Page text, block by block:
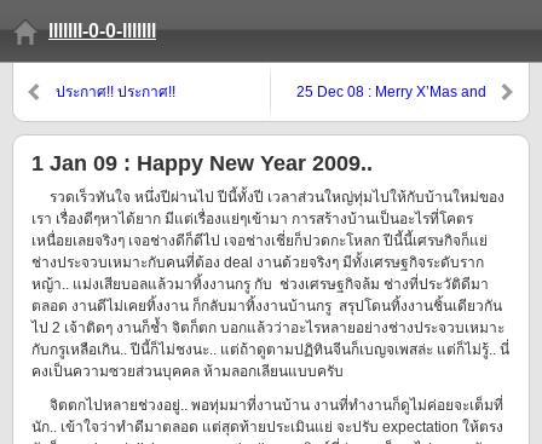
lllllll-0-0-lllllll
ประกาศ!! ประกาศ!!
25 Dec 08 : Merry X’Mas and
1 Jan 09 : Happy New Year 2009..
รวดเร็วทันใจ หนึ่งปีผ่านไป ปีนี้ทั้งปี เวลาส่วนใหญ่ทุ่มไปให้กับบ้านใหม่ของ
เรา เรื่องดีๆหาได้ยาก มีแต่เรื่องแย่ๆเข้ามา การสร้างบ้านเป็นอะไรที่โคตร
เหนื่อยเลยจริงๆ เจอช่างดีก็ดีไป เจอช่างเชี่ยก็ปวดกะโหลก ปีนี้นี้เศรษกิจก็แย่
ช่างประจวบเหมาะกับคนที่ต้อง deal งานด้วยจริงๆ มีทั้งเศรษฐกิจระดับราก
หญ้า.. แม่งเสียบอลแล้วมาทิ้งงานกรู กับ ช่วงเศรษฐกิจล้ม ช่างที่ประวัติดีมา
ตลอด งานดีไม่เคยทิ้งงาน ก็กลับมาทิ้งงานบ้านกรู สรุปโดนทิ้งงานชิ้นเดียวกัน
ไป 2 เจ้าติดๆ งานก็ช้ำ จิตก็ตก บอกแล้วว่าอะไรหลายอย่างช่างประจวบเหมาะ
กับกรูเหลือเกิน.. ปีนี้ก็ไม่ชงนะ.. แต่ถ้าดูตามปฏิทินจีนก็เบญจเพสล่ะ แต่ก็ไม่รู้.. นี่
คงเป็นความซวยส่วนบุคคล ห้ามลอกเลียนแบบครับ
จิตตกไปหลายช่วงอยู่.. พอทุ่มมาที่งานบ้าน งานที่ทำงานก็ดูไม่ค่อยจะเต็มที่
นัก.. เข้าใจว่าทำดีมาตลอด แต่สุดท้ายประเมินแย่ จะปรับ expectation ให้ตรง